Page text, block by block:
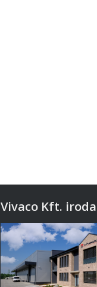
Vivaco Kft.